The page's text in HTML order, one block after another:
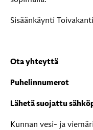
Sisäänkäynti
Ota yhteyttä
Puhelinnumerot
Lähetä suojattu
Kunnan vesi- ja